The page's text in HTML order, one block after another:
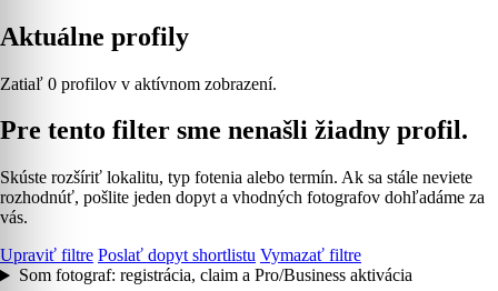
Aktuálne profily
Zatiaľ 0 profilov v aktívnom zobrazení.
Pre tento filter sme nenašli žiadny profil.
Skúste rozšíriť lokalitu, typ fotenia alebo termín. Ak sa stále neviete
rozhodnúť, pošlite jeden dopyt a vhodných fotografov dohľadáme za
vás.
Upraviť filtre Poslať dopyt shortlistu Vymazať filtre
Som fotograf: registrácia, claim a Pro/Business aktivácia